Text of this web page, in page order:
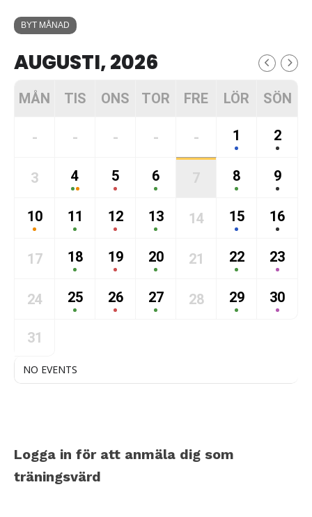
BYT MÅNAD
AUGUSTI, 2026
MÅN TIS ONS TOR FRE LÖR SÖN
- - - - - 1 2
3 4 5 6 7 8 9
10 11 12 13 14 15 16
17 18 19 20 21 22 23
24 25 26 27 28 29 30
31
NO EVENTS
Logga in för att anmäla dig som
träningsvärd